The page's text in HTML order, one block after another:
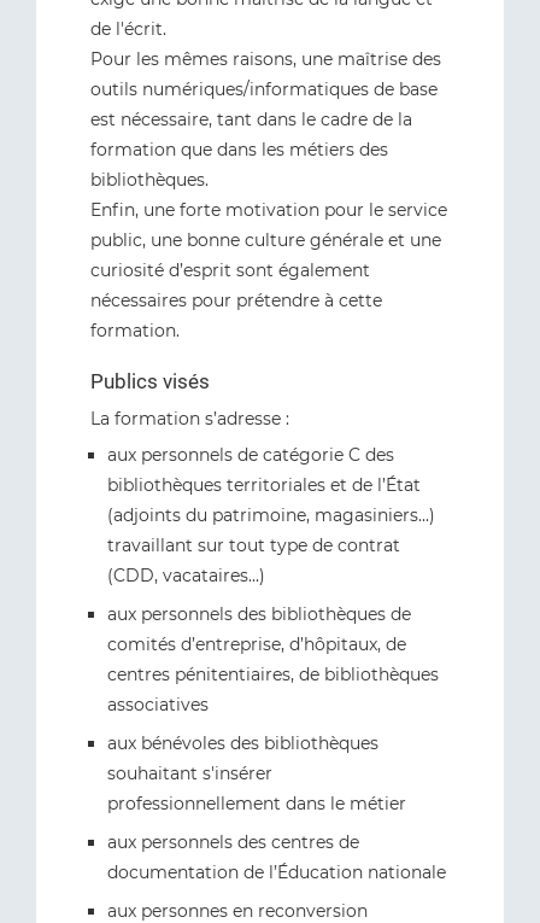
de l'écrit.
Pour les mêmes raisons, une maîtrise des
outils numériques/informatiques de base
est nécessaire, tant dans le cadre de la
formation que dans les métiers des
bibliothèques.
Enfin, une forte motivation pour le service
public, une bonne culture générale et une
curiosité d’esprit sont également
nécessaires pour prétendre à cette
formation.
Publics visés
La formation s’adresse :
aux personnels de catégorie C des
bibliothèques territoriales et de l’État
(adjoints du patrimoine, magasiniers...)
travaillant sur tout type de contrat
(CDD, vacataires...)
aux personnels des bibliothèques de
comités d’entreprise, d’hôpitaux, de
centres pénitentiaires, de bibliothèques
associatives
aux bénévoles des bibliothèques
souhaitant s'insérer
professionnellement dans le métier
aux personnels des centres de
documentation de l’Éducation nationale
aux personnes en reconversion